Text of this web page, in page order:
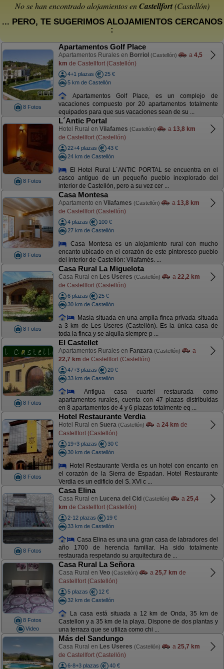
No se han encontrado alojamientos enCastellfort(Castellón)
... PERO, TE SUGERIMOS ALOJAMIENTOS CERCANOS
:
8 Fotos
Apartamentos Golf Place
Apartamentos Rurales en Borriol (Castellón) a 4,5
km de Castellfort (Castellón)
4+1 plazas
25 €
5 km de Castellón
Apartamentos Golf Place, es un complejo de
vacaciones compuesto por 20 apartamentos totalmente
equipados para que sus vacaciones sean de su ...
8 Fotos
L´Antic Portal
Hotel Rural en Vilafames (Castellón) a 13,8 km
de Castellfort (Castellón)
22+4 plazas
43 €
24 km de Castellón
El Hotel Rural L´ANTIC PORTAL se encuentra en el
casco antiguo de un pequeño pueblo inexplorado del
interior de Castellón, pero a su vez cer ...
8 Fotos
Casa Montesa
Apartamento en Vilafames (Castellón) a 13,8 km
de Castellfort (Castellón)
4 plazas
100 €
27 km de Castellón
Casa Montesa es un alojamiento rural con mucho
encanto ubicado en el corazón de este pintoresco pueblo
del interior de Castellón: Vilafamés. ...
8 Fotos
Casa Rural La Miguelota
Casa Rural en Les Useres (Castellón) a 22,2 km
de Castellfort (Castellón)
6 plazas
25 €
30 km de Castellón
Masía situada en una amplia finca privada situada
a 3 km de Les Useres (Castellón). Es la única casa de
toda la finca y se alquila siempre p ...
8 Fotos
El Castellet
Apartamentos Rurales en Fanzara (Castellón)
a
22,7 km de Castellfort (Castellón)
47+3 plazas
20 €
33 km de Castellón
Antigua casa cuartel restaurada como
apartamentos rurales, cuenta con 47 plazas distribuidas
en 8 apartamentos de 4 y 6 plazas totalmente eq ...
8 Fotos
Hotel Restaurante Verdia
Hotel Rural en Suera (Castellón) a 24 km de
Castellfort (Castellón)
19+3 plazas
30 €
30 km de Castellón
Hotel Restaurante Verdia es un hotel con encanto en
el corazón de la Sierra de Espadan. Hotel Restaurante
Verdia es un edificio del S. XVI c ...
8 Fotos
Casa Elina
Casa Rural en Lucena del Cid (Castellón) a 25,4
km de Castellfort (Castellón)
2-12 plazas
19 €
33 km de Castellón
Casa Elina es una una gran casa de labradores del
año 1700 de herencia familiar. Ha sido totalmente
restaurada respetando su arquitectura de ...
8 Fotos
Video
Casa Rural La Señora
Casa Rural en Veo (Castellón) a 25,7 km de
Castellfort (Castellón)
5 plazas
12 €
32 km de Castellón
La casa está situada a 12 km de Onda, 35 km de
Castellon y a 35 km de la playa. Dispone de dos plantas y
una terraza que se utiliza como chi ...
Más del Sandungo
Casa Rural en Les Useres (Castellón) a 25,7 km
de Castellfort (Castellón)
6-8+3 plazas
40 €